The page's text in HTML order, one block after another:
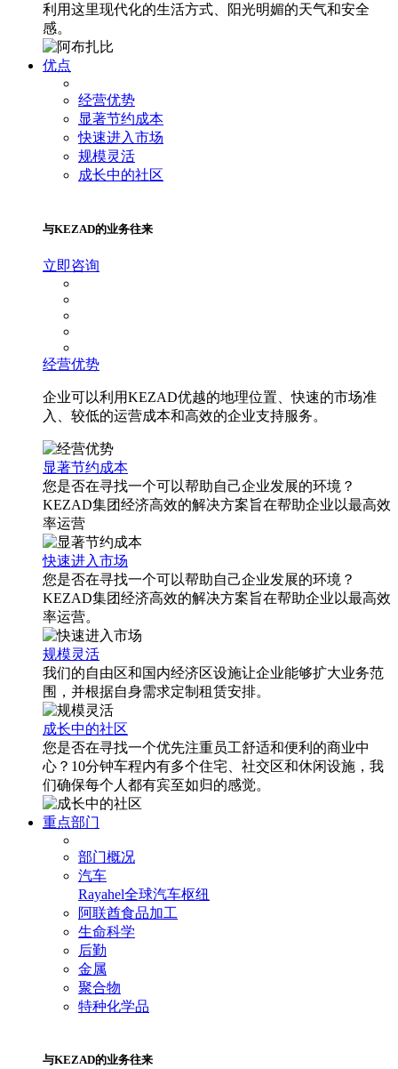
利用这里现代化的生活方式、阳光明媚的天气和安全
感。
优点
经营优势
显著节约成本
快速进入市场
规模灵活
成长中的社区
与KEZAD的业务往来
立即咨询
经营优势
企业可以利用KEZAD优越的地理位置、快速的市场准
入、较低的运营成本和高效的企业支持服务。
显著节约成本
您是否在寻找一个可以帮助自己企业发展的环境？
KEZAD集团经济高效的解决方案旨在帮助企业以最高效
率运营
快速进入市场
您是否在寻找一个可以帮助自己企业发展的环境？
KEZAD集团经济高效的解决方案旨在帮助企业以最高效
率运营。
规模灵活
我们的自由区和国内经济区设施让企业能够扩大业务范
围，并根据自身需求定制租赁安排。
成长中的社区
您是否在寻找一个优先注重员工舒适和便利的商业中
心？10分钟车程内有多个住宅、社交区和休闲设施，我
们确保每个人都有宾至如归的感觉。
重点部门
部门概况
汽车
Rayahel全球汽车枢纽
阿联酋食品加工
生命科学
后勤
金属
聚合物
特种化学品
与KEZAD的业务往来